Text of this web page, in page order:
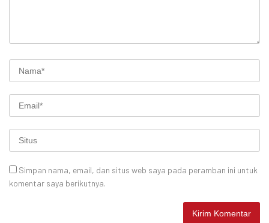
Simpan nama, email, dan situs web saya pada peramban ini untuk
komentar saya berikutnya.